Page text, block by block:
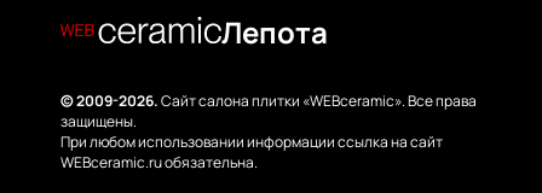
© 2009-2026.Сайт салона плитки «WEBceramic». Все права
защищены.
При любом использовании информации ссылка на сайт
WEBceramic.ru обязательна.
Лепота